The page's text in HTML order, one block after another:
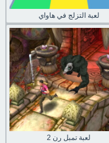
لعبة التزلج في هاواي
لعبة تمبل رن 2